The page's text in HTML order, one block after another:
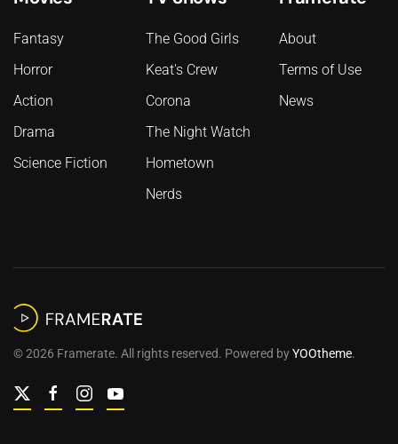
Fantasy
Horror
Action
Drama
Science Fiction
The Good Girls
Keat's Crew
Corona
The Night Watch
Hometown
Nerds
About
Terms of Use
News
©2026 Framerate. All rights reserved. Powered byYOOtheme.